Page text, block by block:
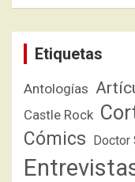
Etiquetas
Antologías
Castle Rock
Cómics Doctor